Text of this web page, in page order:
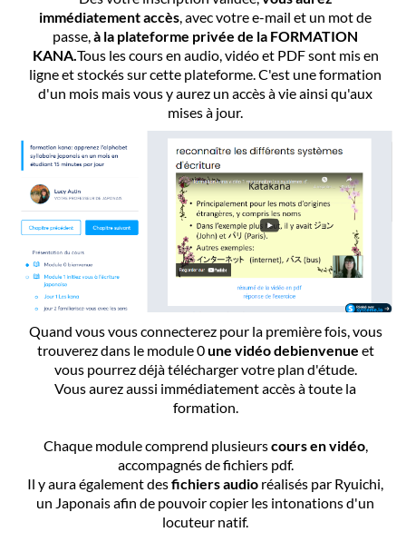
immédiatement accès, avec votre e-mail et un mot de
passe,à la plateforme privée de la FORMATION
KANA.Tous les cours en audio, vidéo et PDF sont mis en
ligne et stockés sur cette plateforme. C'est une formation
d'un mois mais vous y aurez un accès à vie ainsi qu'aux
mises à jour.
Quand vous vous connecterez pour la première fois, vous
trouverez dans le module 0une vidéo debienvenue et
vous pourrez déjà télécharger votre plan d'étude.
Vous aurez aussi immédiatement accès à toute la
formation.
Chaque module comprend plusieurscours en vidéo,
accompagnés de fichiers pdf.
Il y aura également desfichiers audio réalisés par Ryuichi,
un Japonais afin de pouvoir copier les intonations d'un
locuteur natif.